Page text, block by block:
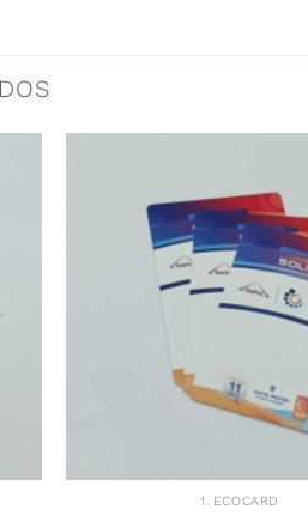
1. ECOCARD